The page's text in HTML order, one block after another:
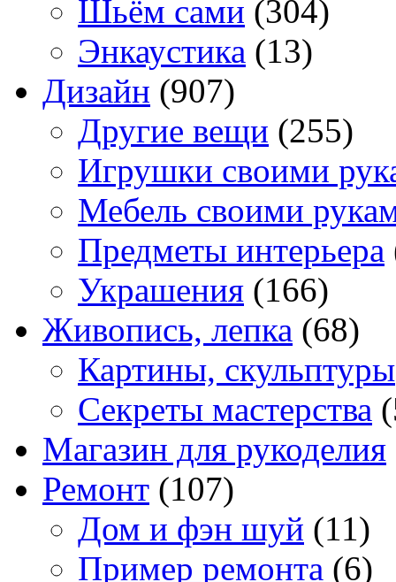
Шьём сами (304)
Энкаустика (13)
Дизайн (907)
Другие вещи (255)
Игрушки своими
Мебель своими
Предметы интерьера
Украшения (166)
Живопись, лепка (68)
Картины, скульптуры
Секреты мастерства
Магазин для рукоделия
Ремонт (107)
Дом и фэн шуй (11)
Пример ремонта (6)